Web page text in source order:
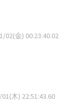
02(金) 00:23:40.02
01(木) 22:51:43.60